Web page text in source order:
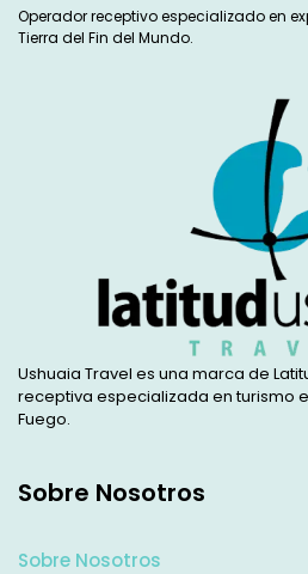
Operador receptivo especializado en
Tierra del Fin del Mundo.
Ushuaia Travel es una marca de
receptiva especializada en turismo
Fuego.
Sobre Nosotros
Sobre Nosotros